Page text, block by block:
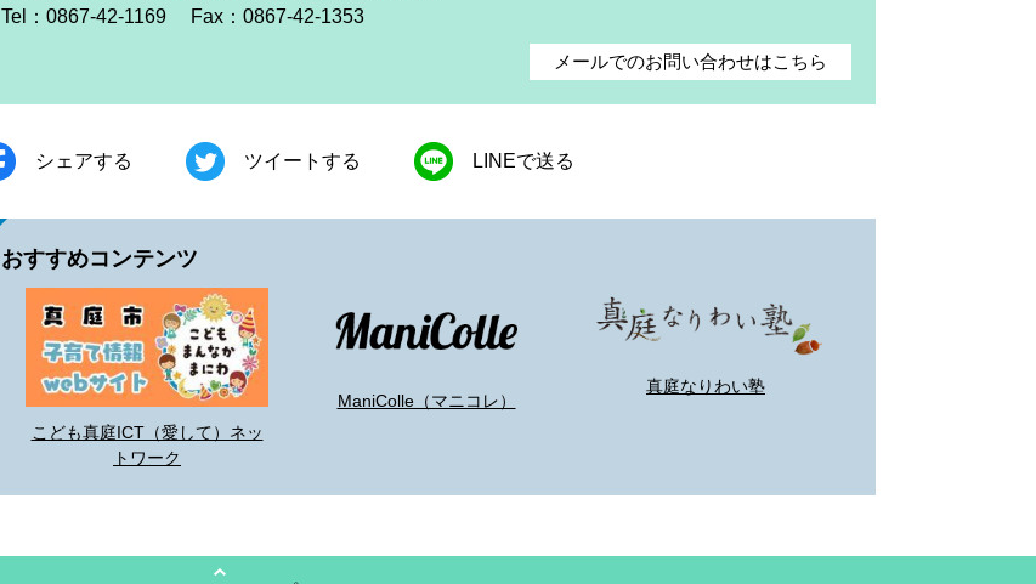
Tel：0867-42-1169
Fax：0867-42-1353
メールでのお問い合わせはこちら
シェアする ツイートする LINEで送る
おすすめコンテンツ
こども真庭ICT（愛して）ネッ
トワーク
ManiColle（マニコレ）
真庭なりわい塾